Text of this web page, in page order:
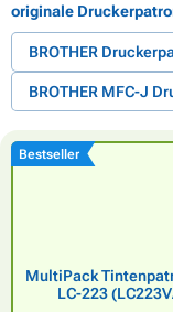
originale
BROTHER
BROTHER MFC-J
Bestseller
MultiPack
LC-223